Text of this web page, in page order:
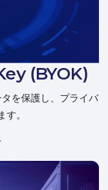
(BYOK)
を保護し、プライバ
す。